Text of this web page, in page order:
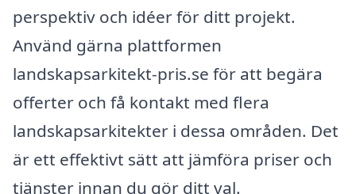
perspektiv och idéer för ditt projekt.
Använd gärna plattformen
landskapsarkitekt-pris.se för att begära
offerter och få kontakt med flera
landskapsarkitekter i dessa områden. Det
är ett effektivt sätt att jämföra priser och
tjänster innan du gör ditt val.